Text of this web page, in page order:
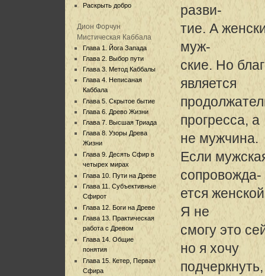
Раскрыть добро
Дион Форчун
Мистическая Каббала
Глава 1. Йога Запада
Глава 2. Выбор пути
Глава 3. Метод Каббалы
Глава 4. Неписаная
Каббала
Глава 5. Скрытое бытие
Глава 6. Древо Жизни
Глава 7. Высшая Триада
Глава 8. Узоры Древа
Жизни
Глава 9. Десять Сфир в
четырех мирах
Глава 10. Пути на Древе
Глава 11. Субъективные
Сфирот
Глава 12. Боги на Древе
Глава 13. Практическая
работа с Древом
Глава 14. Общие
понятия
Глава 15. Кетер, Первая
Сфира
разви-
тие. А
муж-
ские. Но
является
прогресса, а
не мужчина.
Если
сопровожда-
ется
Я не
смогу это
но я хочу